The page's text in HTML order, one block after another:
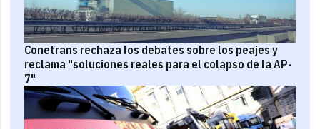
Conetrans rechaza los debates sobre los peajes y
reclama "soluciones reales para el colapso de la AP-
7"